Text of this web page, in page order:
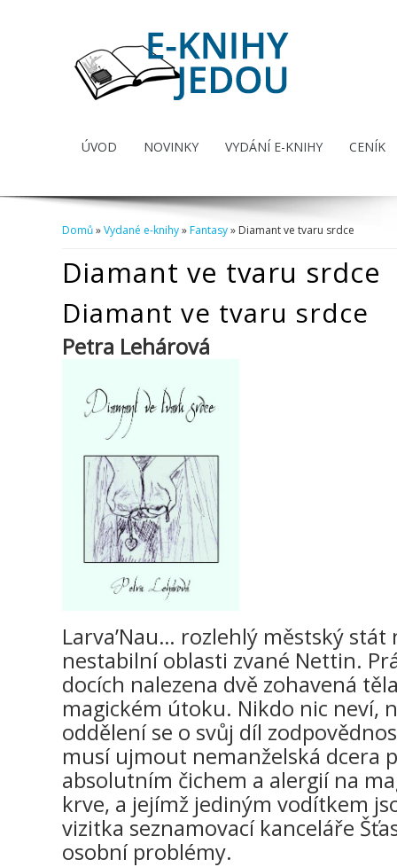
ÚVOD NOVINKY VYDÁNÍ E-KNIHY CENÍK
Domů»Vydané e-knihy»Fantasy» Diamant ve tvaru srdce
Diamant ve tvaru srdce
Diamant ve tvaru srdce
Petra Lehárová
Larva’Nau… rozlehlý městský
nestabilní oblasti zvané Nettin.
docích nalezena dvě zohavená
magickém útoku. Nikdo nic neví,
oddělení se o svůj díl
musí ujmout nemanželská dcera
absolutním čichem a alergií na
krve, a jejímž jediným vodítkem
vizitka seznamovací kanceláře
osobní problémy.